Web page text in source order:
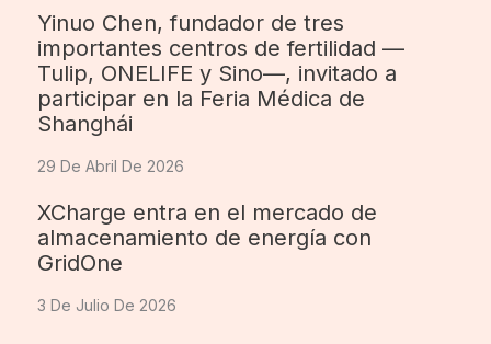
Yinuo Chen, fundador de tres
importantes centros de fertilidad —
Tulip, ONELIFE y Sino—, invitado a
participar en la Feria Médica de
Shanghái
29 De Abril De 2026
XCharge entra en el mercado de
almacenamiento de energía con
GridOne
3 De Julio De 2026